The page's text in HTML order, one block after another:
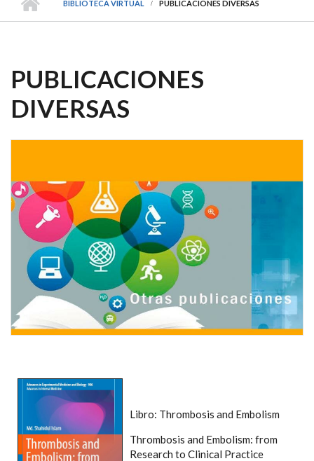
BIBLIOTECA VIRTUAL PUBLICACIONES DIVERSAS
PUBLICACIONES
DIVERSAS
Libro: Thrombosis and Embolism
Thrombosis and Embolism: from
Research to Clinical Practice